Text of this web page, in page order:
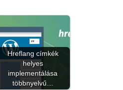
Hreflang címkék
helyes
implementálása
többnyelvű…